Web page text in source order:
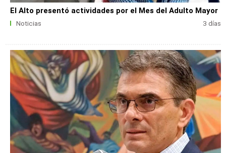
El Alto presentó actividades por el Mes del Adulto Mayor
Noticias 3 días